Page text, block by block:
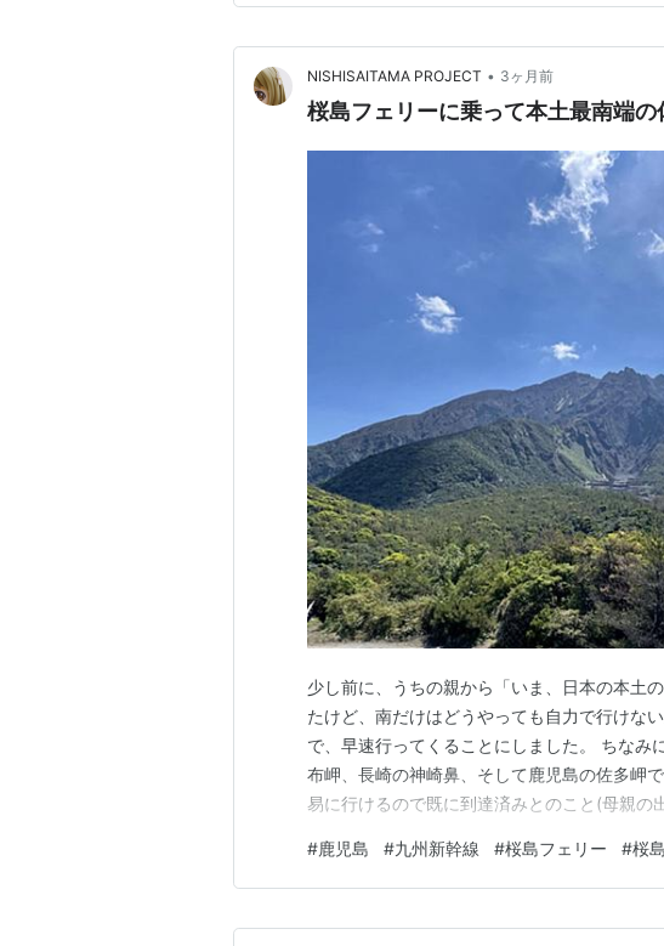
NISHISAITAMA PROJECT • 3ヶ月前
桜島フェリーに乗って本土最南端
少し前に、うちの親から「いま、日本の本土
たけど、南だけはどうやっても自力で行けな
で、早速行ってくることにしました。 ちなみ
布岬、長崎の神崎鼻、そして鹿児島の佐多岬
易に行けるので既に到達済みとのこと(母親の
www.city.wakkanai.hokkaido.jpしかしこの佐
ぼ不可能。 調べてみれば2026年現在で…
#鹿児島 #九州新幹線 #桜島フェリー #桜島